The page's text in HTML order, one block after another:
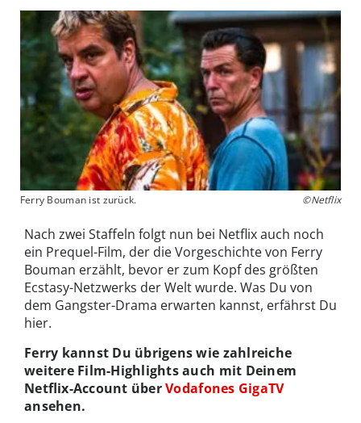
Ferry Bouman ist zurück. ©Netflix
Nach zwei Staffeln folgt nun bei Netflix auch noch
ein Prequel-Film, der die Vorgeschichte von Ferry
Bouman erzählt, bevor er zum Kopf des größten
Ecstasy-Netzwerks der Welt wurde. Was Du von
dem Gangster-Drama erwarten kannst, erfährst Du
hier.
Ferry kannst Du übrigens wie zahlreiche
weitere Film-Highlights auch mit Deinem
Netflix-Account überVodafones GigaTV
ansehen.